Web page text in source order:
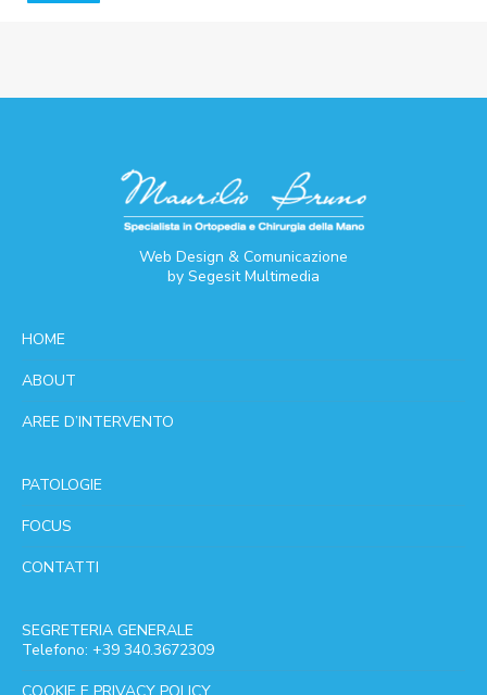
Web Design & Comunicazione
by Segesit Multimedia
HOME
ABOUT
AREE D’INTERVENTO
PATOLOGIE
FOCUS
CONTATTI
SEGRETERIA GENERALE
Telefono: +39 340.3672309